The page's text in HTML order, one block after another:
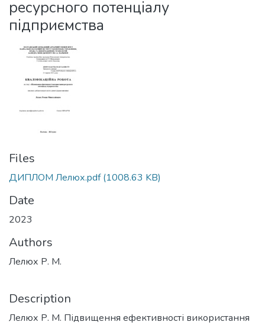
ресурсного потенціалу
підприємства
Files
ДИПЛОМ Лелюх.pdf(1008.63 KB)
Date
2023
Authors
Лелюх Р. М.
Description
Лелюх Р. М. Підвищення ефективності використання